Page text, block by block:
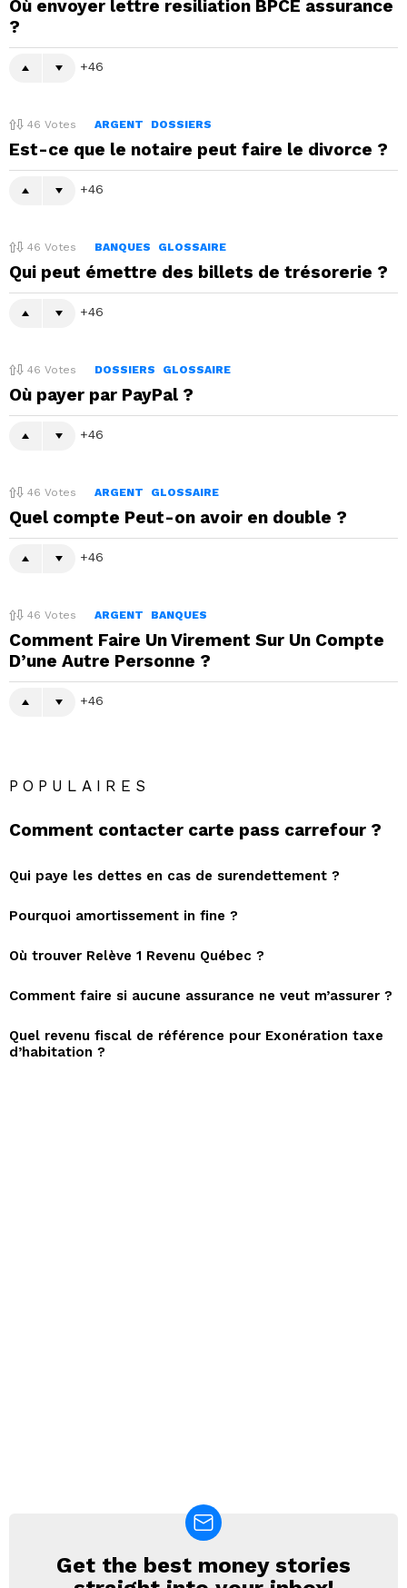
Où envoyer lettre resiliation BPCE assurance
?
46
46 Votes ARGENT DOSSIERS
Est-ce que le notaire peut faire le divorce ?
46
46 Votes BANQUES GLOSSAIRE
Qui peut émettre des billets de trésorerie ?
46
46 Votes DOSSIERS GLOSSAIRE
Où payer par PayPal ?
46
46 Votes ARGENT GLOSSAIRE
Quel compte Peut-on avoir en double ?
46
46 Votes ARGENT BANQUES
Comment Faire Un Virement Sur Un Compte
D’une Autre Personne ?
46
POPULAIRES
Comment contacter carte pass carrefour ?
Qui paye les dettes en cas de surendettement ?
Pourquoi amortissement in fine ?
Où trouver Relève 1 Revenu Québec ?
Comment faire si aucune assurance ne veut m’assurer ?
Quel revenu fiscal de référence pour Exonération taxe
d’habitation ?
NEWSLETTER
Get the best money stories